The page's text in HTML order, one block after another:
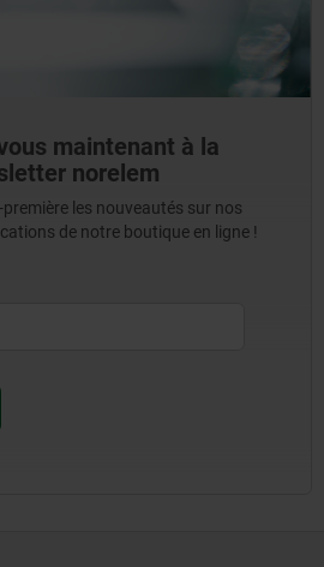
maintenant à la
norelem
les nouveautés sur nos
de notre boutique en ligne !